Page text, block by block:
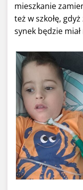
mieszkanie
też w szkołę,
synek będzie